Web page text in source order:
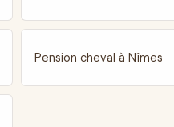
Pension cheval à Nîmes